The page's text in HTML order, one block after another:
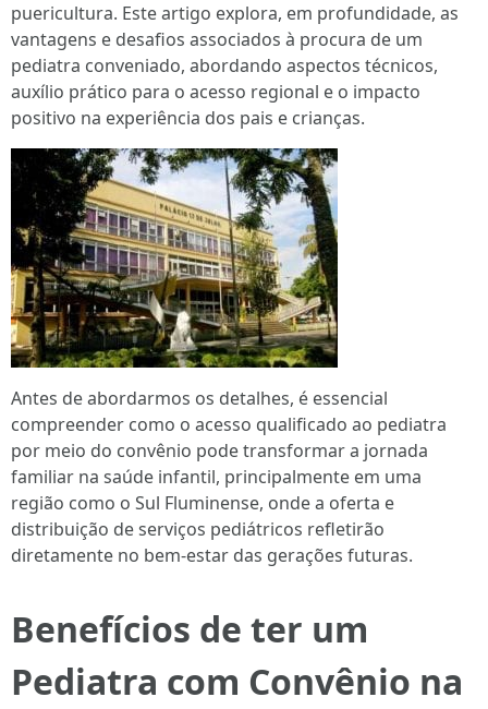
puericultura. Este artigo explora, em profundidade, as
vantagens e desafios associados à procura de um
pediatra conveniado, abordando aspectos técnicos,
auxílio prático para o acesso regional e o impacto
positivo na experiência dos pais e crianças.
Antes de abordarmos os detalhes, é essencial
compreender como o acesso qualificado ao pediatra
por meio do convênio pode transformar a jornada
familiar na saúde infantil, principalmente em uma
região como o Sul Fluminense, onde a oferta e
distribuição de serviços pediátricos refletirão
diretamente no bem-estar das gerações futuras.
Benefícios de ter um
Pediatra com Convênio na